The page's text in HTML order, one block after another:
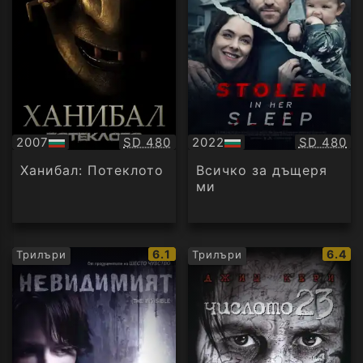
2007
БГ
аудио
Качество:
SD 480
Ханибал: Потеклото
2022
БГ
аудио
SD 480
Всичко за дъщеря
ми
Трилъри
IMDb
рейтинг:
6.1 Трилъри
IMDb
6.4